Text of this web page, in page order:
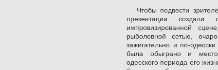
Чтобы подвести
презентации
импровизированной
рыболовной сетью,
зажигательно и по-
была обыграно и место
одесского периода его